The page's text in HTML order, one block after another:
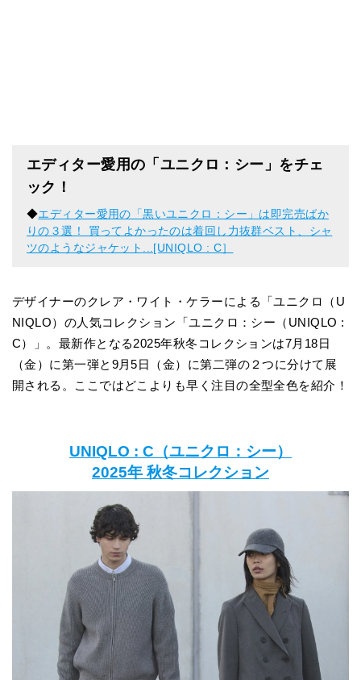
エディター愛用の「ユニクロ：シー」をチェ
ック！
◆エディター愛用の「黒いユニクロ：シー」は即完売ばか
りの３選！ 買ってよかったのは着回し力抜群ベスト、シャ
ツのようなジャケット...[UNIQLO : C］
デザイナーのクレア・ワイト・ケラーによる「ユニクロ（U
NIQLO）の人気コレクション「ユニクロ：シー（UNIQLO :
C）」。最新作となる2025年秋冬コレクションは7月18日
（金）に第一弾と9月5日（金）に第二弾の２つに分けて展
開される。ここではどこよりも早く注目の全型全色を紹介！
UNIQLO : C（ユニクロ：シー）
2025年 秋冬コレクション